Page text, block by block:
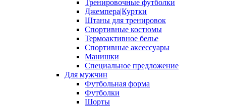
Тренировочные футболки
Джемпера|Куртки
Штаны для тренировок
Спортивные костюмы
Термоактивное белье
Спортивные аксессуары
Манишки
Специальное предложение
Для мужчин
Футбольная форма
Футболки
Шорты